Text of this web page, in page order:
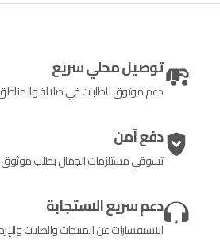
توصيل محلي سريع
دعم موثوق للطلبات في صلالة
دفع آمن
تسوقي مستلزمات الجمال بطلب
دعم سريع الاستجابة
الاستفسارات عن المنتجات والطلبات